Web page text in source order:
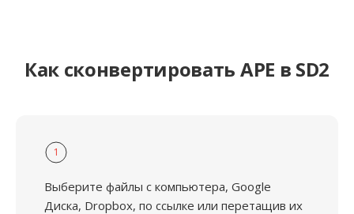
Как сконвертировать APE в SD2
1
Выберите файлы с компьютера, Google
Диска, Dropbox, по ссылке или перетащив их